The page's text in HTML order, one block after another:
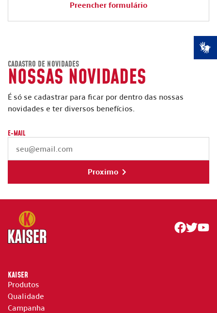
Preencher formulário
CADASTRO DE NOVIDADES
NOSSAS NOVIDADES
É só se cadastrar para ficar por dentro das nossas
novidades e ter diversos benefícios.
E-MAIL
Proximo
KAISER
Produtos
Qualidade
Campanha